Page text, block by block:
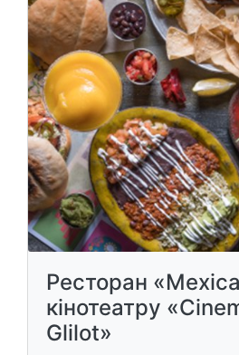
Ресторан
кінотеатру
Glilot»